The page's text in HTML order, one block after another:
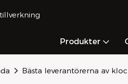
Produkter
Bästa leverantörerna av